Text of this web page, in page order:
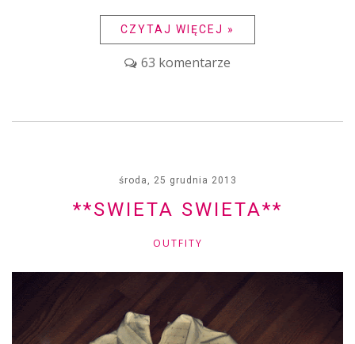
CZYTAJ WIĘCEJ »
63 komentarze
środa, 25 grudnia 2013
**SWIETA SWIETA**
OUTFITY